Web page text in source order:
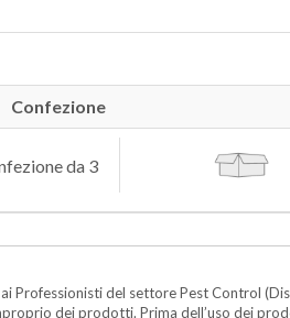
Confezione
da 3
Professionisti del settore Pest Control
dei prodotti. Prima dell’uso dei